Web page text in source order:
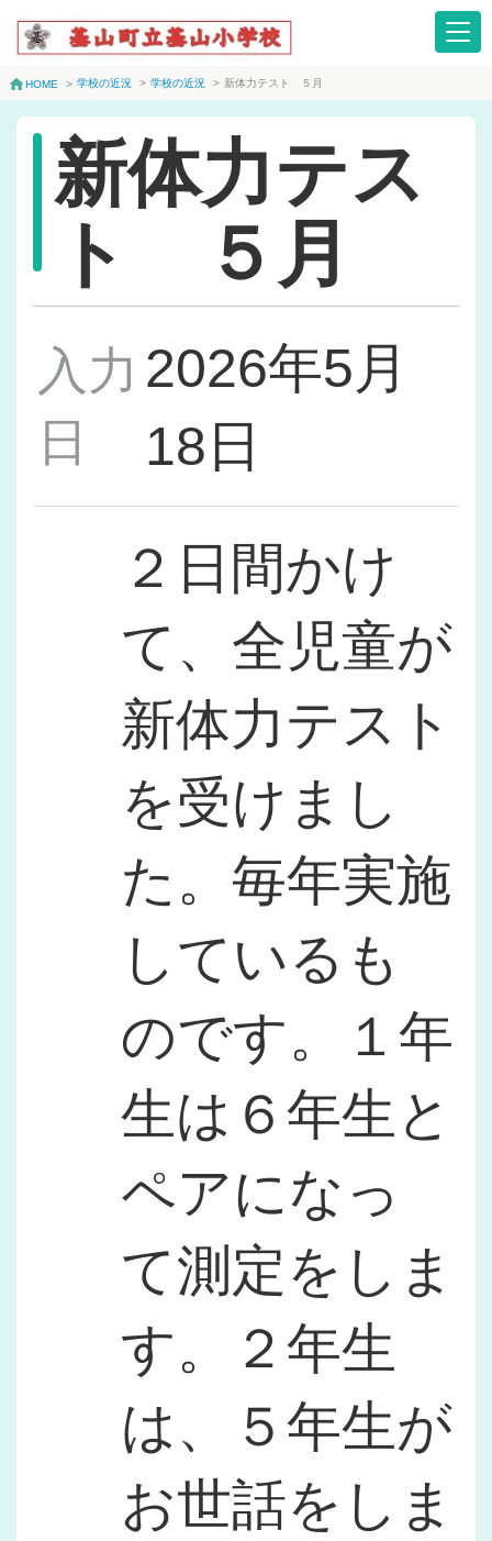
HOME > 学校の近況 > 学校の近況 > 新体力テスト ５月
新体力テス
ト ５月
入力
日
2026年5月
18日
２日間かけ
て、全児童が
新体力テスト
を受けまし
た。毎年実施
しているも
のです。１年
生は６年生と
ペアになっ
て測定をしま
す。２年生
は、５年生が
お世話をしま